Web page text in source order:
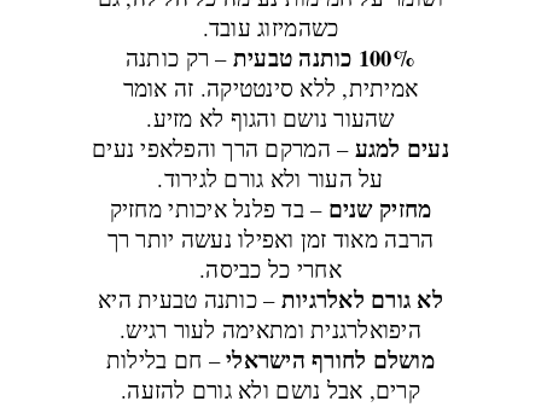
כשהמיזוג עובד.
100% כותנה טבעית
– רק כותנה
אמיתית, ללא סינטטיקה. זה אומר
שהעור נושם והגוף לא מזיע.
נעים למגע – המרקם הרך והפלאפי נעים
על העור ולא גורם לגירוד.
מחזיק שנים – בד פלנל איכותי מחזיק
הרבה מאוד זמן ואפילו נעשה יותר רך
אחרי כל כביסה.
לא גורם לאלרגיות – כותנה טבעית היא
היפואלרגנית ומתאימה לעור רגיש.
מושלם לחורף הישראלי– חם בלילות
קרים, אבל נושם ולא גורם להזעה.